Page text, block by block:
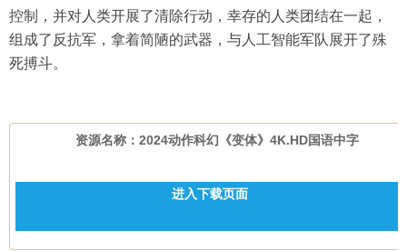
控制，并对人类开展了清除行动，幸存的人类团结在一起，
组成了反抗军，拿着简陋的武器，与人工智能军队展开了殊
死搏斗。
资源名称：2024动作科幻《变体》4K.HD国语中字
进入下载页面